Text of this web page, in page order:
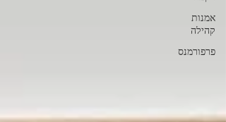
אמנות
קהילה
פרפורמנס